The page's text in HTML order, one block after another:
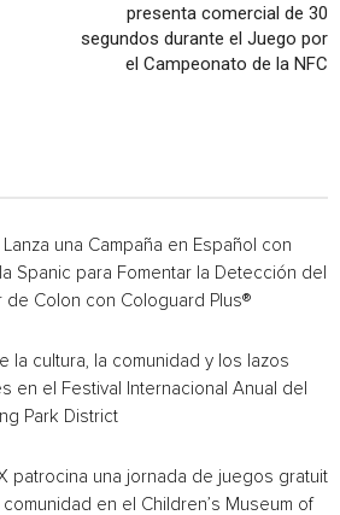
presenta comercial de 30
segundos durante el Juego por
el Campeonato de la NFC
una Campaña en Español con
Spanic para Fomentar la Detección del
de Colon con Cologuard Plus®
la cultura, la comunidad y los lazos
en el Festival Internacional Anual del
Park District
patrocina una jornada de juegos gratuita
comunidad en el Children’s Museum of